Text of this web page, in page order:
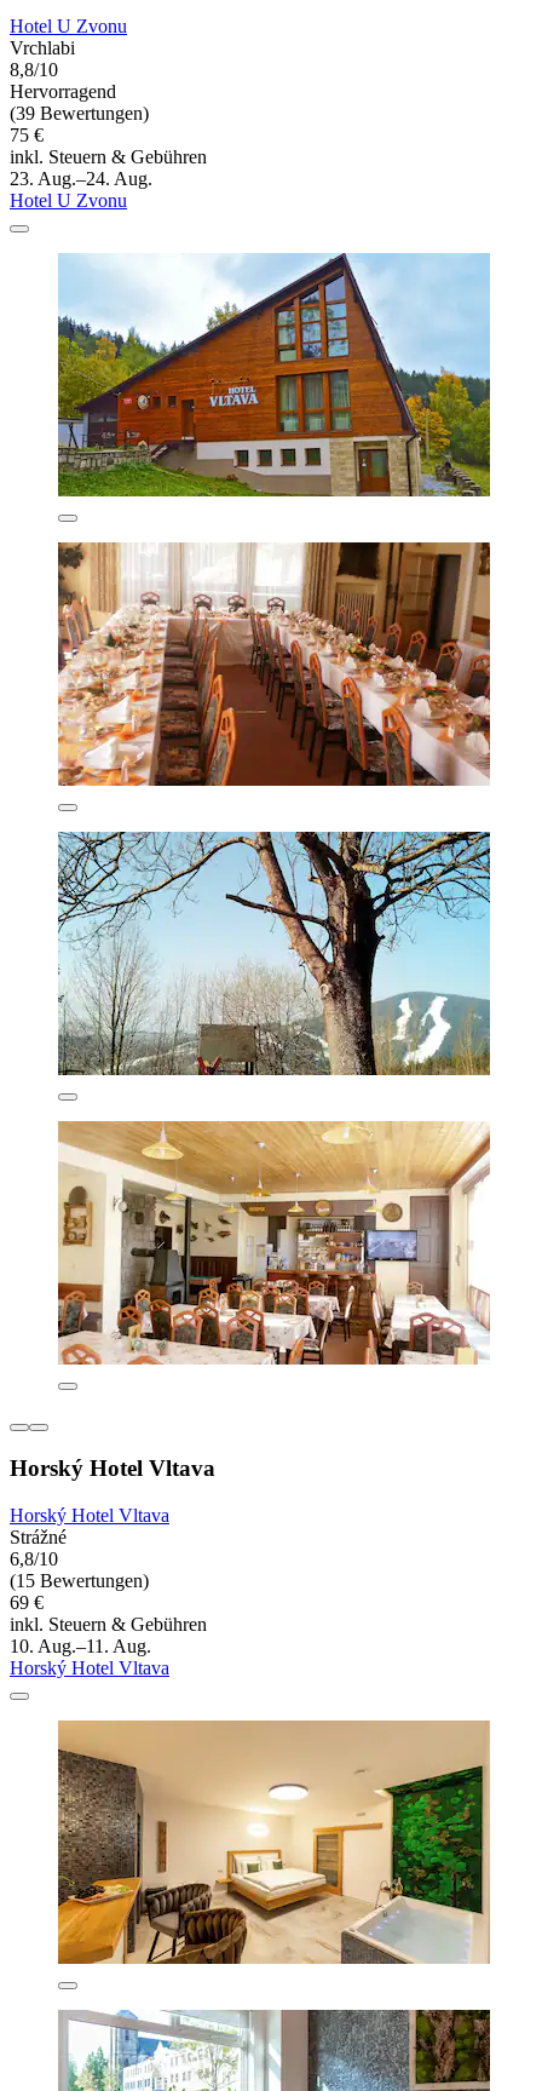
Hotel U Zvonu
Vrchlabi
8,8/10
Hervorragend
(39 Bewertungen)
75 €
inkl. Steuern & Gebühren
23. Aug.–24. Aug.
Hotel U Zvonu
Horský Hotel Vltava
Horský Hotel Vltava
Strážné
6,8/10
(15 Bewertungen)
69 €
inkl. Steuern & Gebühren
10. Aug.–11. Aug.
Horský Hotel Vltava